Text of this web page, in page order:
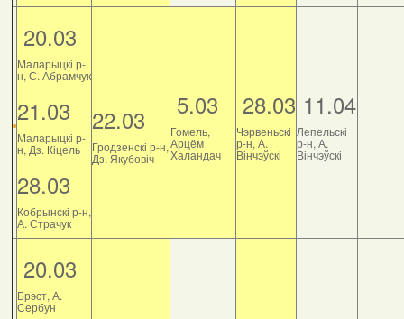
20.03
Маларыцкі р-
н, С. Абрамчук
21.03
Маларыцкі р-
н, Дз. Кіцель
28.03
Кобрынскі р-н,
А. Страчук
22.03
Гродзенскі р-н,
Дз. Якубовіч
5.03
Гомель,
Арцём
Халандач
28.03
Чэрвеньскі
р-н, А.
Вінчэўскі
11.04
Лепельскі
р-н, А.
Вінчэўскі
20.03
Брэст, А.
Сербун